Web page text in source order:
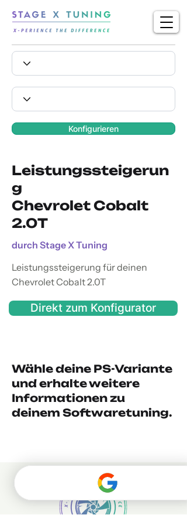
Konfigurieren
Leistungssteigerun
g
Chevrolet Cobalt
2.0T
durch Stage X Tuning
Leistungssteigerung für deinen
Chevrolet Cobalt 2.0T
Direkt zum Konfigurator
Wähle deine PS-Variante
und erhalte weitere
Informationen zu
deinem Softwaretuning.